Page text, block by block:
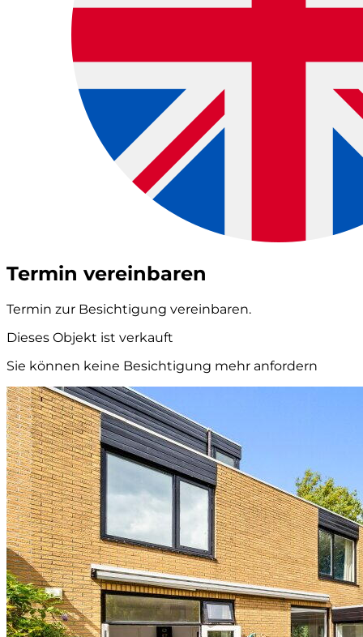
Termin vereinbaren
Termin zur Besichtigung vereinbaren.
Dieses Objekt ist verkauft
Sie können keine Besichtigung mehr anfordern